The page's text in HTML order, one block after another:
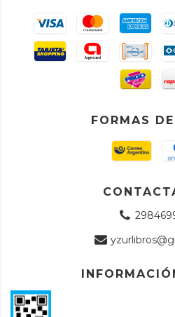
FORMAS